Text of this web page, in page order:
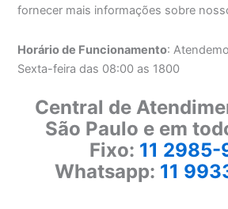
fornecer mais informações sobre
Horário de Funcionamento:
Sexta-feira das 08:00 as 1800
Central de
São Paulo e em
Fixo: 11 2985-
Whatsapp: 11